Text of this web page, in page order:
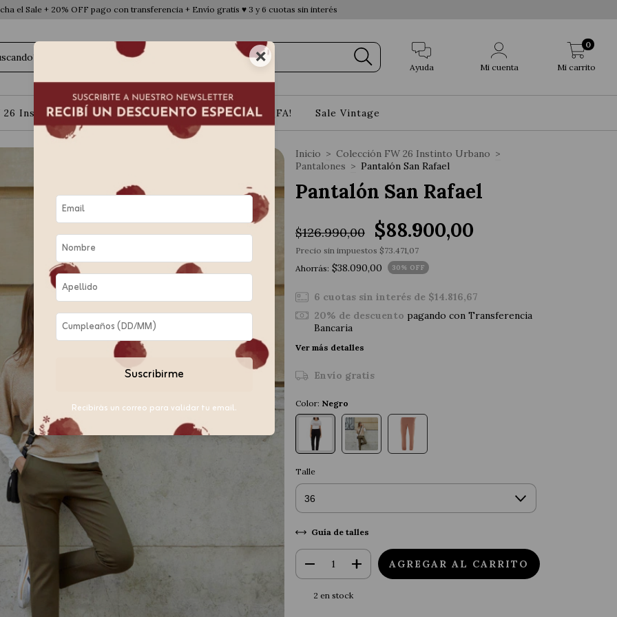
el Sale + 20% OFF pago con transferencia + Envío gratis ♥ 3 y 6 cuotas sin interés
Ayuda Mi cuenta Mi carrito
0
26 Instinto Urbano Básicos Contacto ¡FA! Sale Vintage
Inicio > Colección FW 26 Instinto Urbano >
Pantalones > Pantalón San Rafael
Pantalón San Rafael
$126.990,00 $88.900,00
Precio sin impuestos $73.471,07
Ahorrás: $38.090,00 30% OFF
6 cuotas sin interés de $14.816,67
20% de descuento pagando con Transferencia
Bancaria
Ver más detalles
Envío gratis
Color: Negro
Talle
Guía de talles
2 en stock
×
Suscribirme
Recibirás un correo para validar tu email.